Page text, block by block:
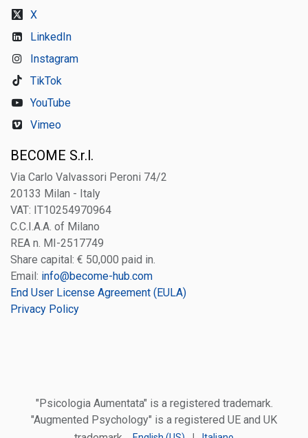
X
LinkedIn
Instagram
TikTok
YouTube
Vimeo
BECOME S.r.l.
Via Carlo Valvassori Peroni 74/2
20133 Milan - Italy
VAT: IT10254970964
C.C.I.A.A. of Milano
REA n. MI-2517749
Share capital: € 50,000 paid in.
Email: info@become-hub.com
End User License Agreement (EULA)
Privacy Policy
"Psicologia Aumentata" is a registered trademark.
"Augmented Psychology" is a registered UE and UK